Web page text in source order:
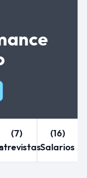
(7)
(16)
Salarios